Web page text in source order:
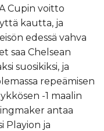
Cupin voitto
kautta, ja
edessä vahva
saa Chelsean
suosikiksi, ja
repeämisen
-1 maalin
antaa
Playion ja